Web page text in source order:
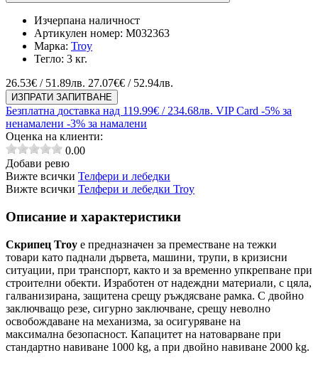
Изчерпана наличност
Артикулен номер: M032363
Марка: Troy
Тегло: 3 кг.
26.53€ / 51.89лв. 27.07€€ / 52.94лв.
ИЗПРАТИ ЗАПИТВАНЕ
Безплатна доставка над 119.99€ / 234.68лв. VIP Card -5% за
ненамалени -3% за намалени
Оценка на клиенти:
0.00
Добави ревю
Вижте всички Телфери и лебедки
Вижте всички Телфери и лебедки Troy
Описание и характеристики
Скрипец Troy е предназначен за преместване на тежки
товари като паднали дървета, машини, трупи, в кризисни
ситуации, при транспорт, както и за временно упкрепване при
строителни обекти. Изработен от надеждни материали, с цяла,
галванизирана, защитена срещу ръждясване рамка. С двойно
заключващо резе, сигурно заключване, срещу неволно
освобождаване на механизма, за осигуряване на
максимална безопасност. Капацитет на натоварване при
стандартно навиване 1000 kg, а при двойно навиване 2000 kg.